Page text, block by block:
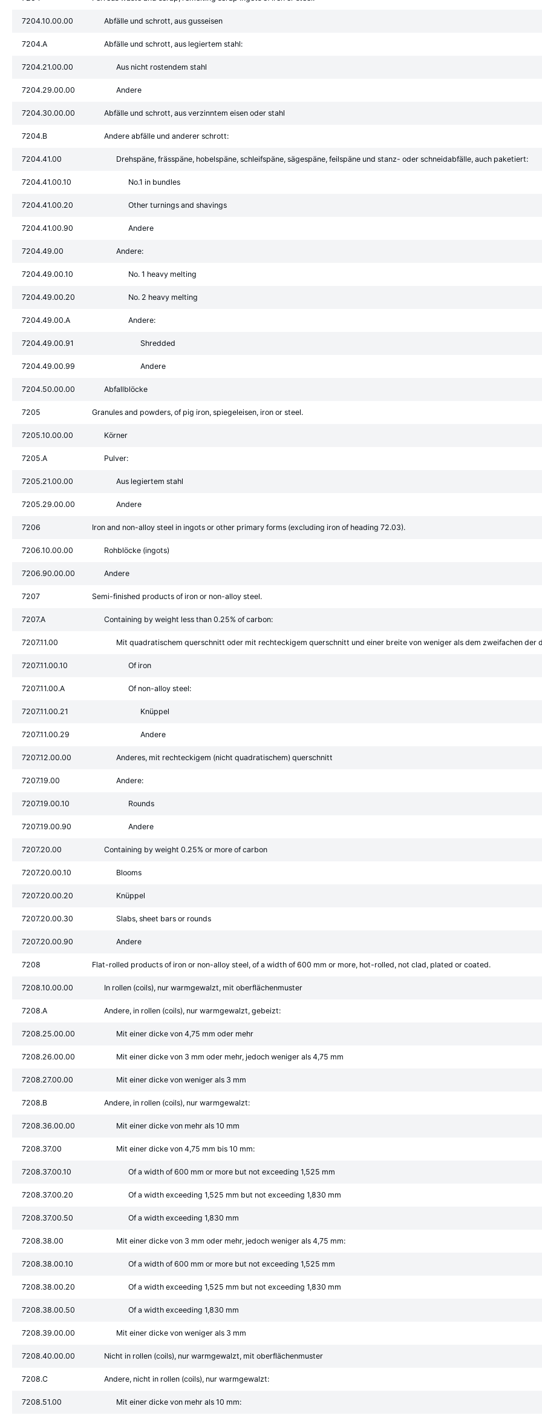
7204.10.00.00 Abfälle und schrott, aus gusseisen
7204.A Abfälle und schrott, aus legiertem stahl:
7204.21.00.00 Aus nicht rostendem stahl
7204.29.00.00 Andere
7204.30.00.00 Abfälle und schrott, aus verzinntem eisen oder stahl
7204.B Andere abfälle und anderer schrott:
7204.41.00 Drehspäne, frässpäne, hobelspäne, schleifspäne, sägespäne, feilspäne und stanz- oder schneidabfälle, auch paketiert:
7204.41.00.10 No.1 in bundles
7204.41.00.20 Other turnings and shavings
7204.41.00.90 Andere
7204.49.00 Andere:
7204.49.00.10 No. 1 heavy melting
7204.49.00.20 No. 2 heavy melting
7204.49.00.A Andere:
7204.49.00.91 Shredded
7204.49.00.99 Andere
7204.50.00.00 Abfallblöcke
7205 Granules and powders, of pig iron, spiegeleisen, iron or steel.
7205.10.00.00 Körner
7205.A Pulver:
7205.21.00.00 Aus legiertem stahl
7205.29.00.00 Andere
7206 Iron and non-alloy steel in ingots or other primary forms (excluding iron of heading 72.03).
7206.10.00.00 Rohblöcke (ingots)
7206.90.00.00 Andere
7207 Semi-finished products of iron or non-alloy steel.
7207.A Containing by weight less than 0.25% of carbon:
7207.11.00 Mit quadratischem querschnitt oder mit rechteckigem querschnitt und einer breite von weniger als dem zweifachen der
7207.11.00.10 Of iron
7207.11.00.A Of non-alloy steel:
7207.11.00.21 Knüppel
7207.11.00.29 Andere
7207.12.00.00 Anderes, mit rechteckigem (nicht quadratischem) querschnitt
7207.19.00 Andere:
7207.19.00.10 Rounds
7207.19.00.90 Andere
7207.20.00 Containing by weight 0.25% or more of carbon
7207.20.00.10 Blooms
7207.20.00.20 Knüppel
7207.20.00.30 Slabs, sheet bars or rounds
7207.20.00.90 Andere
7208 Flat-rolled products of iron or non-alloy steel, of a width of 600 mm or more, hot-rolled, not clad, plated or coated.
7208.10.00.00 In rollen (coils), nur warmgewalzt, mit oberflächenmuster
7208.A Andere, in rollen (coils), nur warmgewalzt, gebeizt:
7208.25.00.00 Mit einer dicke von 4,75 mm oder mehr
7208.26.00.00 Mit einer dicke von 3 mm oder mehr, jedoch weniger als 4,75 mm
7208.27.00.00 Mit einer dicke von weniger als 3 mm
7208.B Andere, in rollen (coils), nur warmgewalzt:
7208.36.00.00 Mit einer dicke von mehr als 10 mm
7208.37.00 Mit einer dicke von 4,75 mm bis 10 mm:
7208.37.00.10 Of a width of 600 mm or more but not exceeding 1,525 mm
7208.37.00.20 Of a width exceeding 1,525 mm but not exceeding 1,830 mm
7208.37.00.50 Of a width exceeding 1,830 mm
7208.38.00 Mit einer dicke von 3 mm oder mehr, jedoch weniger als 4,75 mm:
7208.38.00.10 Of a width of 600 mm or more but not exceeding 1,525 mm
7208.38.00.20 Of a width exceeding 1,525 mm but not exceeding 1,830 mm
7208.38.00.50 Of a width exceeding 1,830 mm
7208.39.00.00 Mit einer dicke von weniger als 3 mm
7208.40.00.00 Nicht in rollen (coils), nur warmgewalzt, mit oberflächenmuster
7208.C Andere, nicht in rollen (coils), nur warmgewalzt:
7208.51.00 Mit einer dicke von mehr als 10 mm: